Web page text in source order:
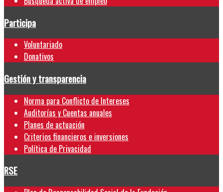
Participa
Voluntariado
Donativos
Gestión y transparencia
Norma para Conflicto de Intereses
Auditorías y Cuentas anuales
Planes de actuación
Criterios financieros e inversiones
Política de Privacidad
RSE